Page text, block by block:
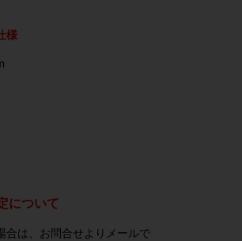
様
について
合は、お問合せよりメールで